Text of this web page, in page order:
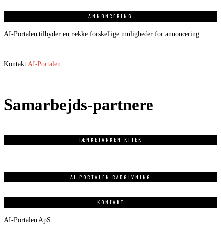
ANNONCERING
AI-Portalen tilbyder en række forskellige muligheder for annoncering.
Kontakt AI-Portalen
Samarbejds-partnere
TÆNKETANKEN KITEK
AI PORTALEN RÅDGIVNING
KONTAKT
AI-Portalen ApS